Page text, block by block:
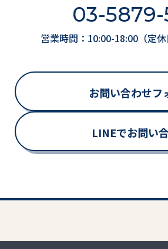
03-
営業時間：10:00-18:00（定休
お問い合わせフ
LINEでお問い